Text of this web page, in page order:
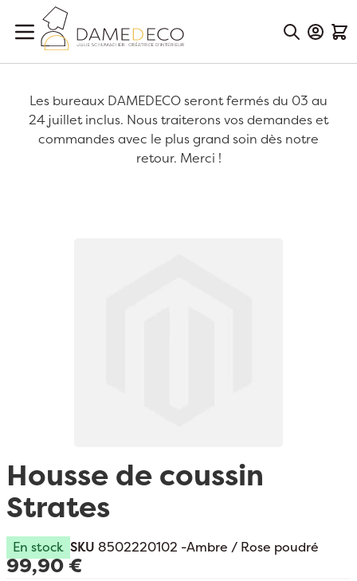
Aller au contenu
Les bureaux DAMEDECO seront fermés du 03 au
24 juillet inclus. Nous traiterons vos demandes et
commandes avec le plus grand soin dès notre
retour. Merci !
Housse de coussin
Strates
En stock SKU 8502220102 -Ambre / Rose poudré
99,90 €